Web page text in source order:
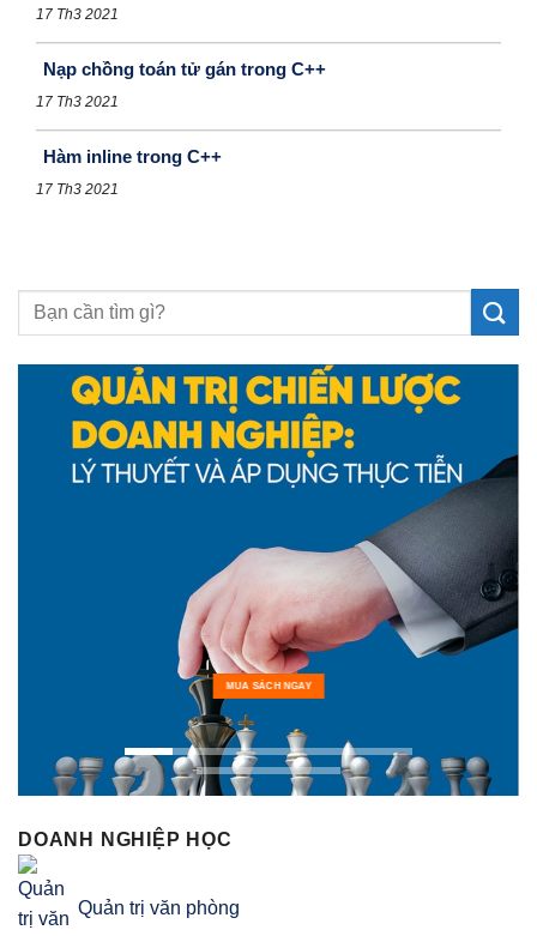
17 Th3 2021
Nạp chồng toán tử gán trong C++
17 Th3 2021
Hàm inline trong C++
17 Th3 2021
MUA SÁCH NGAY
DOANH NGHIỆP HỌC
Quản trị văn phòng